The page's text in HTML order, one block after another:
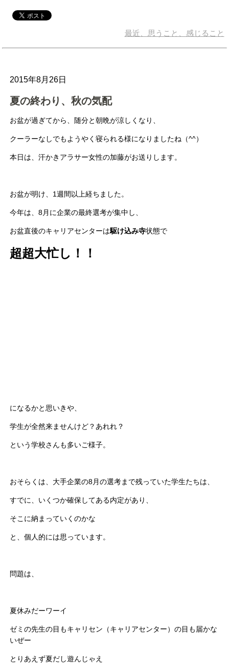
最近、思うこと、感じること
2015年8月26日
夏の終わり、秋の気配
お盆が過ぎてから、随分と朝晩が涼しくなり、
クーラーなしでもようやく寝られる様になりましたね（^^）
本日は、汗かきアラサー女性の加藤がお送りします。
お盆が明け、1週間以上経ちました。
今年は、8月に企業の最終選考が集中し、
お盆直後のキャリアセンターは駆け込み寺状態で
超超大忙し！！
になるかと思いきや、
学生が全然来ませんけど？あれれ？
という学校さんも多いご様子。
おそらくは、大手企業の8月の選考まで残っていた学生たちは、
すでに、いくつか確保してある内定があり、
そこに納まっていくのかな
と、個人的には思っています。
問題は、
夏休みだーワーイ
ゼミの先生の目もキャリセン（キャリアセンター）の目も届かな
いぜー
とりあえず夏だし遊んじゃえ